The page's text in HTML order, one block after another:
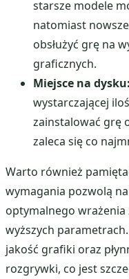
starsze modele
natomiast
obsłużyć grę na
graficznych.
Miejsce na dysku:
wystarczającej
zainstalować grę
zaleca się co
Warto również
wymagania pozwolą
optymalnego wrażenia
wyższych
jakość grafiki oraz
rozgrywki, co jest